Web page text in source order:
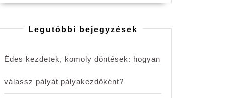
Legutóbbi bejegyzések
Édes kezdetek, komoly döntések: hogyan
válassz pályát pályakezdőként?